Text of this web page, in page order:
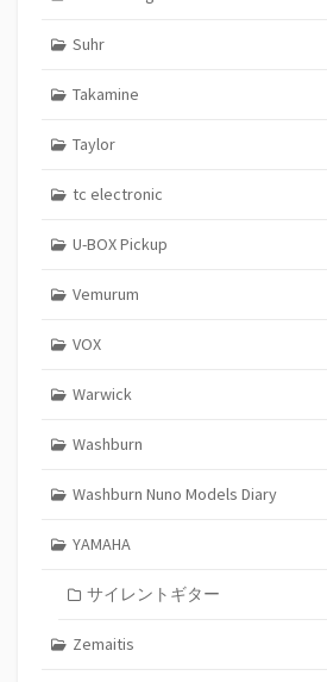
Suhr
Takamine
Taylor
tc electronic
U-BOX Pickup
Vemurum
VOX
Warwick
Washburn
Washburn Nuno Models Diary
YAMAHA
サイレントギター
Zemaitis